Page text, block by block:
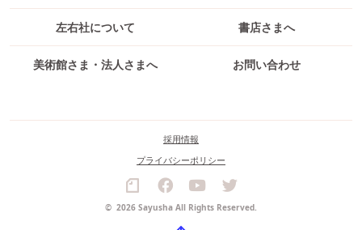
左右社について 書店さまへ
美術館さま・法人さまへ お問い合わせ
採用情報
プライバシーポリシー
© 2026 Sayusha All Rights Reserved.